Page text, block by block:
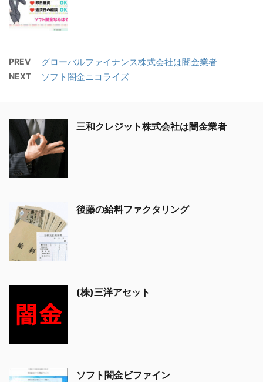
PREV グローバルファイナンス株式会社は闇金業者
NEXT ソフト闇金ニコライズ
三和クレジット株式会社は闇金業者
後藤の給料ファクタリング
(株)三洋アセット
ソフト闇金ビファイン